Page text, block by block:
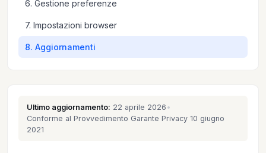
6. Gestione preferenze
7. Impostazioni browser
8. Aggiornamenti
Ultimo aggiornamento: 22 aprile 2026 •
Conforme al Provvedimento Garante Privacy 10 giugno
2021